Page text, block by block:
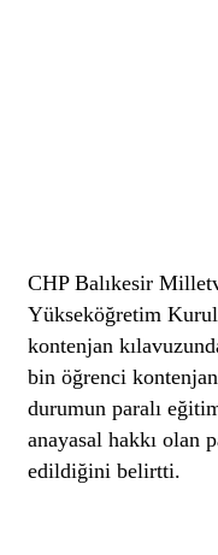
CHP Balıkesir
Yükseköğretim
kontenjan
bin öğrenci
durumun paralı
anayasal hakkı olan
edildiğini belirtti.